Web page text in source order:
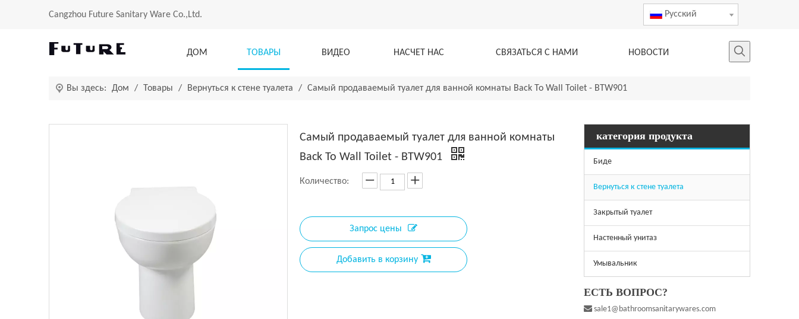
Cangzhou Future Sanitary Ware Co.,Ltd. Pусский
ДОМ ТОВАРЫ ВИДЕО НАСЧЕТ НАС СВЯЗАТЬСЯ С НАМИ НОВОСТИ
Вы здесь: Дом / Товары / Вернуться к стене туалета / Самый продаваемый туалет для ванной комнаты Back To Wall Toilet - BTW901
Самый продаваемый туалет для ванной комнаты
Back To Wall Toilet - BTW901
Количество:
Запрос цены
Добавить в корзину
категория продукта
Биде
Вернуться к стене туалета
Закрытый туалет
Настенный унитаз
Умывальник
ЕСТЬ ВОПРОС?
 sale1@bathroomsanitarywares.com